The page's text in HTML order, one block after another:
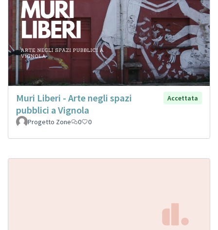
Muri Liberi - Arte negli spazi
pubblici a Vignola
Accettata
Progetto Zone 0 0